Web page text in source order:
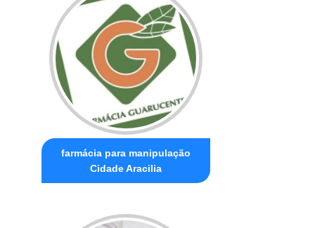
farmácia para manipulação
Cidade Aracilia